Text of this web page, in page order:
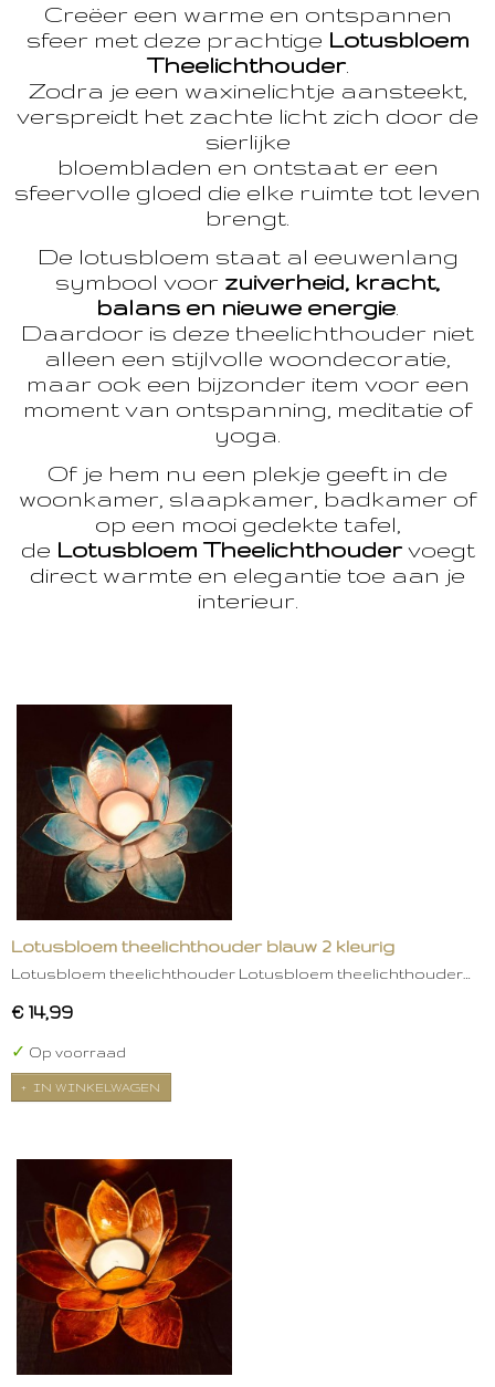
Creëer een warme en ontspannen
sfeer met deze prachtige Lotusbloem
Theelichthouder.
Zodra je een waxinelichtje aansteekt,
verspreidt het zachte licht zich door de
sierlijke
bloembladen en ontstaat er een
sfeervolle gloed die elke ruimte tot leven
brengt.
De lotusbloem staat al eeuwenlang
symbool voor zuiverheid, kracht,
balans en nieuwe energie
Daardoor is deze theelichthouder niet
alleen een stijlvolle woondecoratie,
maar ook een bijzonder item voor een
moment van ontspanning, meditatie of
yoga.
Of je hem nu een plekje geeft in de
woonkamer, slaapkamer, badkamer of
op een mooi gedekte tafel,
de Lotusbloem Theelichthoudervoegt
direct warmte en elegantie toe aan je
interieur.
Lotusbloem theelichthouder blauw 2 kleurig
Lotusbloem theelichthouder Lotusbloem theelichthouder…
€ 14,99
✓ Op voorraad
IN WINKELWAGEN